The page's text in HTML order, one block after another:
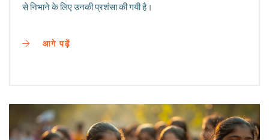
से निभाने के लिए उनकी प्रशंसा की गयी है।
आगे पढ़ें